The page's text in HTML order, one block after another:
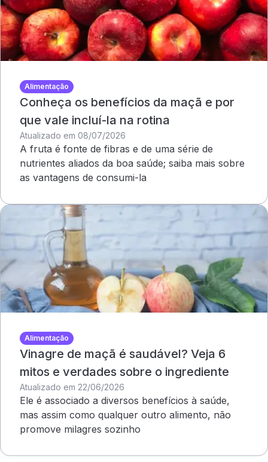
Alimentação
Conheça os benefícios da maçã e por
que vale incluí-la na rotina
Atualizado em 08/07/2026
A fruta é fonte de fibras e de uma série de
nutrientes aliados da boa saúde; saiba mais sobre
as vantagens de consumi-la
Alimentação
Vinagre de maçã é saudável? Veja 6
mitos e verdades sobre o ingrediente
Atualizado em 22/06/2026
Ele é associado a diversos benefícios à saúde,
mas assim como qualquer outro alimento, não
promove milagres sozinho